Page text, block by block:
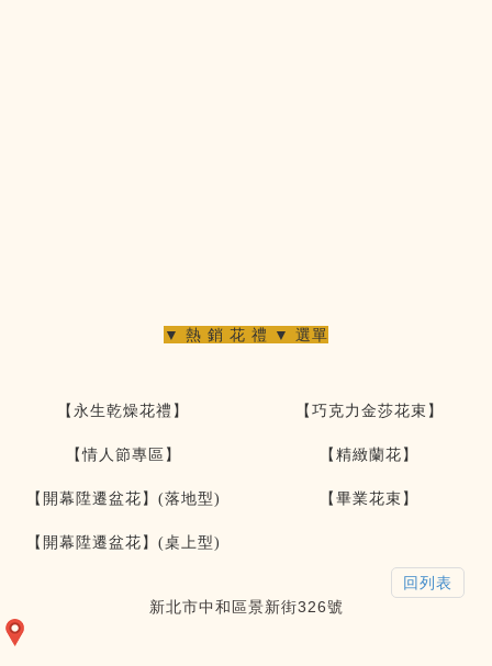
▼ 熱 銷 花 禮 ▼ 選單
【永生乾燥花禮】 【巧克力金莎花束】
【情人節專區】 【精緻蘭花】
【開幕陞遷盆花】(落地型) 【畢業花束】
【開幕陞遷盆花】(桌上型)
新北市中和區景新街326號
回列表